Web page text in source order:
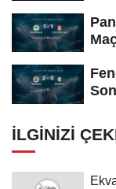
İLGINIZI